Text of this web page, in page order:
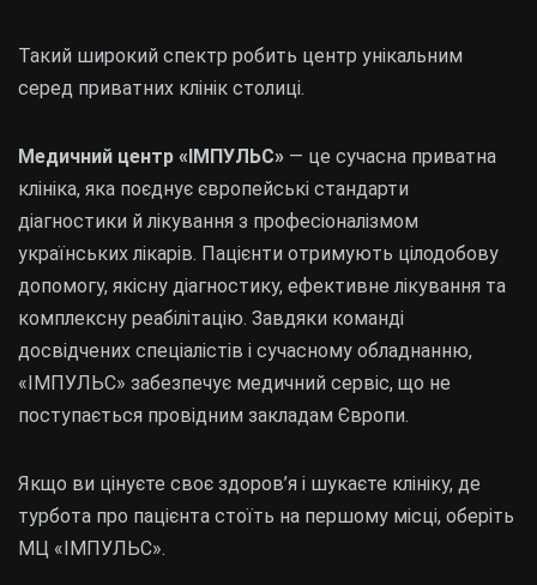
Такий широкий спектр робить центр унікальним
серед приватних клінік столиці.
Медичний центр «ІМПУЛЬС» — це сучасна приватна
клініка, яка поєднує європейські стандарти
діагностики й лікування з професіоналізмом
українських лікарів. Пацієнти отримують цілодобову
допомогу, якісну діагностику, ефективне лікування та
комплексну реабілітацію. Завдяки команді
досвідчених спеціалістів і сучасному обладнанню,
«ІМПУЛЬС» забезпечує медичний сервіс, що не
поступається провідним закладам Європи.
Якщо ви цінуєте своє здоров’я і шукаєте клініку, де
турбота про пацієнта стоїть на першому місці, оберіть
МЦ «ІМПУЛЬС».